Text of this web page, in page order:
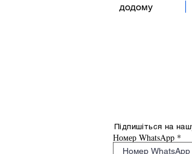
додому
Підпишіться на
Номер WhatsApp